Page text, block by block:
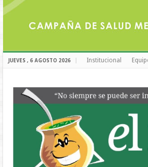
JUEVES , 6 AGOSTO 2026 Institucional